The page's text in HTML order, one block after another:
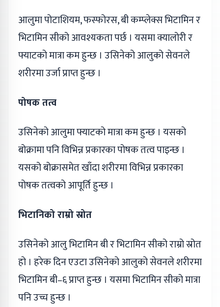
आलुमा पोटाशियम, फस्फोरस, बी कम्प्लेक्स भिटामिन र
भिटामिन सीको आवश्यकता पर्छ । यसमा क्यालोरी र
फ्याटको मात्रा कम हुन्छ । उसिनेको आलुको सेवनले
शरीरमा उर्जा प्राप्त हुन्छ ।
पोषक तत्व
उसिनेको आलुमा फ्याटको मात्रा कम हुन्छ । यसको
बोक्रामा पनि विभिन्न प्रकारका पोषक तत्व पाइन्छ ।
यसको बोक्रासमेत खाँदा शरीरमा विभिन्न प्रकारका
पोषक तत्वको आपूर्ति हुन्छ ।
भिटानिको राम्रो स्रोत
उसिनेको आलु भिटामिन बी र भिटामिन सीको राम्रो स्रोत
हो । हरेक दिन एउटा उसिनेको आलुको सेवनले शरीरमा
भिटामिन बी–६ प्राप्त हुन्छ । यसमा भिटामिन सीको मात्रा
पनि उच्च हुन्छ ।